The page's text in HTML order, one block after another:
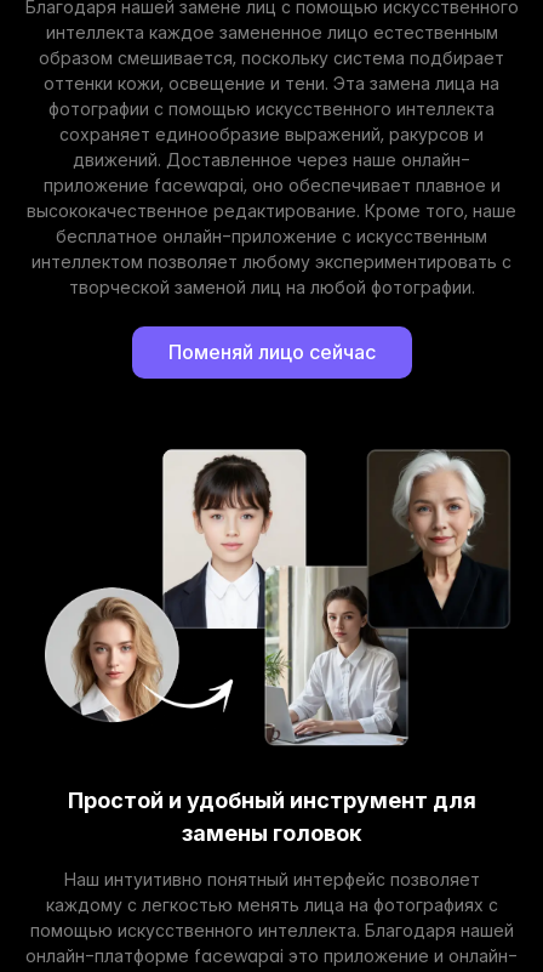
Благодаря нашей замене лиц с помощью искусственного
интеллекта каждое замененное лицо естественным
образом смешивается, поскольку система подбирает
оттенки кожи, освещение и тени. Эта замена лица на
фотографии с помощью искусственного интеллекта
сохраняет единообразие выражений, ракурсов и
движений. Доставленное через наше онлайн-
приложение facewapai, оно обеспечивает плавное и
высококачественное редактирование. Кроме того, наше
бесплатное онлайн-приложение с искусственным
интеллектом позволяет любому экспериментировать с
творческой заменой лиц на любой фотографии.
Поменяй лицо сейчас
Простой и удобный инструмент для
замены головок
Наш интуитивно понятный интерфейс позволяет
каждому с легкостью менять лица на фотографиях с
помощью искусственного интеллекта. Благодаря нашей
онлайн-платформе facewapai это приложение и онлайн-